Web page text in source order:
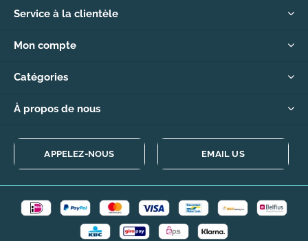
Service à la clientèle
Mon compte
Catégories
À propos de nous
APPELEZ-NOUS EMAIL US